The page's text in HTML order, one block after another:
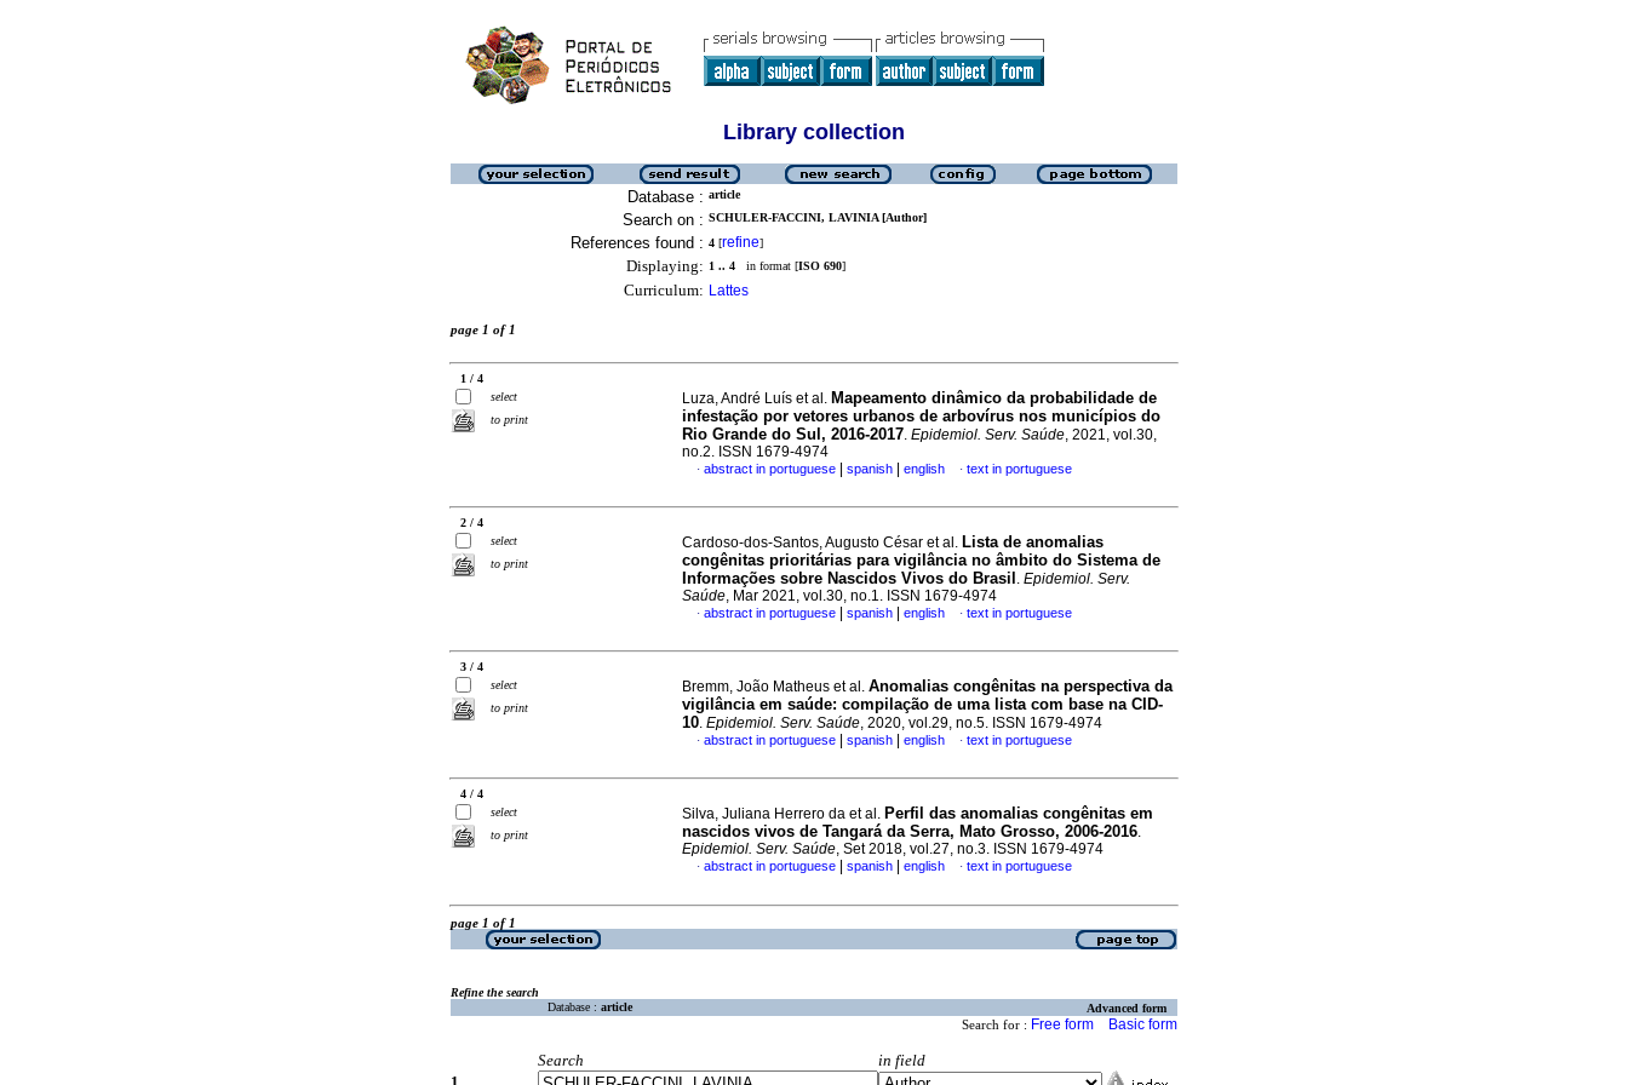
Library collection
Database : article
Search on : SCHULER-FACCINI, LAVINIA [Author]
References found : 4 [refine]
Displaying: 1 .. 4 in format [ISO 690]
Curriculum: Lattes
page 1 of 1
1 / 4
select
to print
Luza, André Luís et al. Mapeamento dinâmico da probabilidade de
infestação por vetores urbanos de arbovírus nos municípios do
Rio Grande do Sul, 2016-2017. Epidemiol. Serv. Saúde, 2021, vol.30,
no.2. ISSN 1679-4974
· abstract in portuguese spanish english · text in portuguese
2 / 4
select
to print
Cardoso-dos-Santos, Augusto César et al. Lista de anomalias
congênitas prioritárias para vigilância no âmbito do Sistema de
Informações sobre Nascidos Vivos do Brasil . Epidemiol. Serv.
Saúde, Mar 2021, vol.30, no.1. ISSN 1679-4974
· abstract in portuguese spanish english · text in portuguese
3 / 4
select
to print
Bremm, João Matheus et al. Anomalias congênitas na perspectiva da
vigilância em saúde: compilação de uma lista com base na CID-
10. Epidemiol. Serv. Saúde, 2020, vol.29, no.5. ISSN 1679-4974
· abstract in portuguese spanish english · text in portuguese
4 / 4
select
to print
Silva, Juliana Herrero da et al. Perfil das anomalias congênitas em
nascidos vivos de Tangará da Serra, Mato Grosso, 2006-2016.
Epidemiol. Serv. Saúde, Set 2018, vol.27, no.3. ISSN 1679-4974
· abstract in portuguese spanish english · text in portuguese
page 1 of 1
Refine the search
Database : article Advanced form
Search for : Free form Basic form
Search
in field